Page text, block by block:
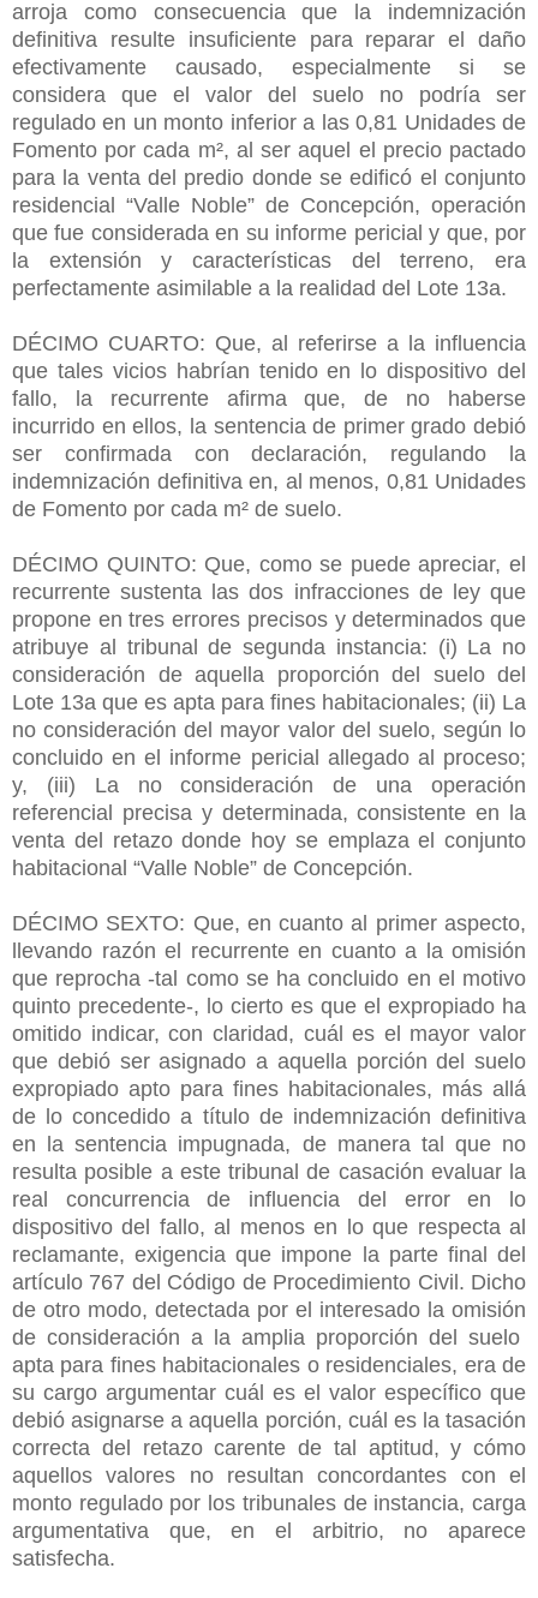
arroja como consecuencia que la indemnización
definitiva resulte insuficiente para reparar el daño
efectivamente causado, especialmente si se
considera que el valor del suelo no podría ser
regulado en un monto inferior a las 0,81 Unidades de
Fomento por cada m², al ser aquel el precio pactado
para la venta del predio donde se edificó el conjunto
residencial “Valle Noble” de Concepción, operación
que fue considerada en su informe pericial y que, por
la extensión y características del terreno, era
perfectamente asimilable a la realidad del Lote 13a.
DÉCIMO CUARTO: Que, al referirse a la influencia
que tales vicios habrían tenido en lo dispositivo del
fallo, la recurrente afirma que, de no haberse
incurrido en ellos, la sentencia de primer grado debió
ser confirmada con declaración, regulando la
indemnización definitiva en, al menos, 0,81 Unidades
de Fomento por cada m² de suelo.
DÉCIMO QUINTO: Que, como se puede apreciar, el
recurrente sustenta las dos infracciones de ley que
propone en tres errores precisos y determinados que
atribuye al tribunal de segunda instancia: (i) La no
consideración de aquella proporción del suelo del
Lote 13a que es apta para fines habitacionales; (ii) La
no consideración del mayor valor del suelo, según lo
concluido en el informe pericial allegado al proceso;
y, (iii) La no consideración de una operación
referencial precisa y determinada, consistente en la
venta del retazo donde hoy se emplaza el conjunto
habitacional “Valle Noble” de Concepción.
DÉCIMO SEXTO: Que, en cuanto al primer aspecto,
llevando razón el recurrente en cuanto a la omisión
que reprocha -tal como se ha concluido en el motivo
quinto precedente-, lo cierto es que el expropiado ha
omitido indicar, con claridad, cuál es el mayor valor
que debió ser asignado a aquella porción del suelo
expropiado apto para fines habitacionales, más allá
de lo concedido a título de indemnización definitiva
en la sentencia impugnada, de manera tal que no
resulta posible a este tribunal de casación evaluar la
real concurrencia de influencia del error en lo
dispositivo del fallo, al menos en lo que respecta al
reclamante, exigencia que impone la parte final del
artículo 767 del Código de Procedimiento Civil. Dicho
de otro modo, detectada por el interesado la omisión
de consideración a la amplia proporción del suelo
apta para fines habitacionales o residenciales, era de
su cargo argumentar cuál es el valor específico que
debió asignarse a aquella porción, cuál es la tasación
correcta del retazo carente de tal aptitud, y cómo
aquellos valores no resultan concordantes con el
monto regulado por los tribunales de instancia, carga
argumentativa que, en el arbitrio, no aparece
satisfecha.